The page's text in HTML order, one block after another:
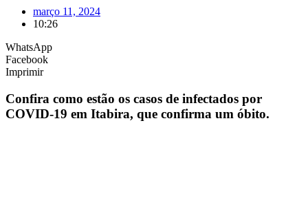
março 11, 2024
10:26
WhatsApp
Facebook
Imprimir
Confira como estão os casos de infectados por
COVID-19 em Itabira, que confirma um óbito.